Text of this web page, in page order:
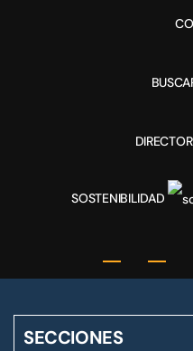
SOSTENIBILIDAD
SECCIONES